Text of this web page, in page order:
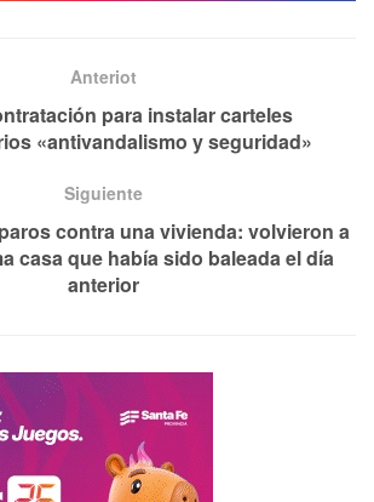
Anteriot
para instalar carteles
«antivandalismo y seguridad»
Siguiente
contra una vivienda: volvieron a
casa que había sido baleada el día
anterior